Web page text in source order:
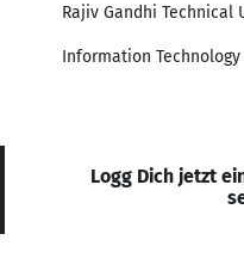
Rajiv Gandhi Technical
Information Technology
Logg Dich jetzt